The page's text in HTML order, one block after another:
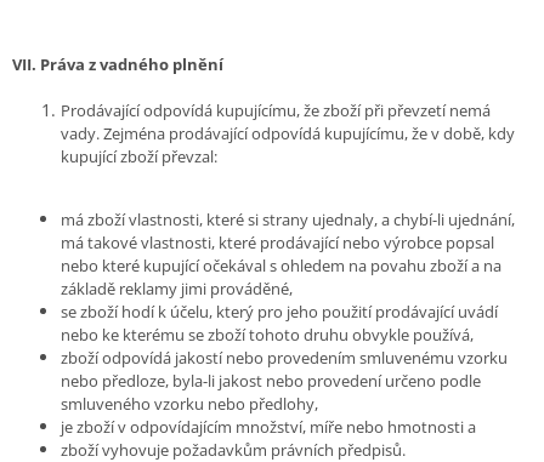
VII. Práva z vadného plnění
Prodávající odpovídá kupujícímu, že zboží při převzetí nemá
vady. Zejména prodávající odpovídá kupujícímu, že v době, kdy
kupující zboží převzal:
má zboží vlastnosti, které si strany ujednaly, a chybí-li ujednání,
má takové vlastnosti, které prodávající nebo výrobce popsal
nebo které kupující očekával s ohledem na povahu zboží a na
základě reklamy jimi prováděné,
se zboží hodí k účelu, který pro jeho použití prodávající uvádí
nebo ke kterému se zboží tohoto druhu obvykle používá,
zboží odpovídá jakostí nebo provedením smluvenému vzorku
nebo předloze, byla-li jakost nebo provedení určeno podle
smluveného vzorku nebo předlohy,
je zboží v odpovídajícím množství, míře nebo hmotnosti a
zboží vyhovuje požadavkům právních předpisů.